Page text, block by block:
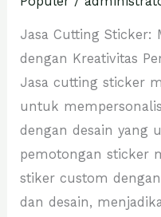
Jasa Cutting Sticker:
dengan Kreativitas
Jasa cutting sticker
untuk
dengan desain yang
pemotongan sticker
stiker custom
dan desain,